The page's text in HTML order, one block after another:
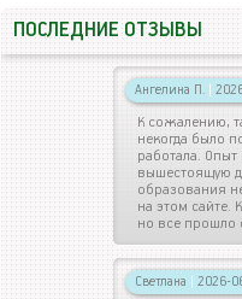
ПОСЛЕДНИЕ ОТЗЫВЫ
Ангелина П. |
К сожалению,
некогда было
работала.
вышестоящую
образования
на этом сайте.
но все прошло
Светлана | 2026-